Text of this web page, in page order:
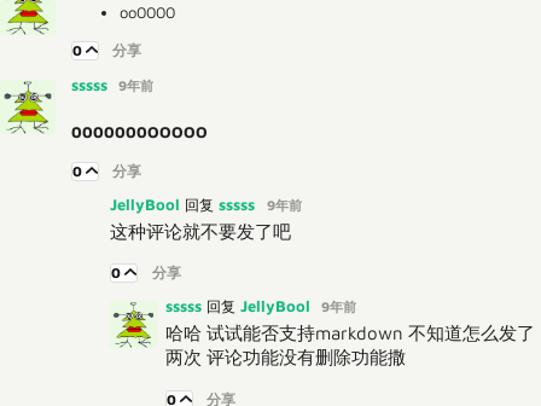
oo0000
0 分享
sssss 9年前
0000000OOOOO
0 分享
JellyBool 回复 sssss 9年前
这种评论就不要发了吧
0 分享
sssss 回复 JellyBool 9年前
哈哈 试试能否支持markdown 不知道怎么发了
两次 评论功能没有删除功能撒
0 分享